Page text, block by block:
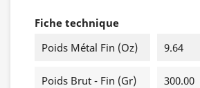
Fiche technique
Poids Métal Fin (oz)
9.64
Poids Brut - Fin (gr) 300.00